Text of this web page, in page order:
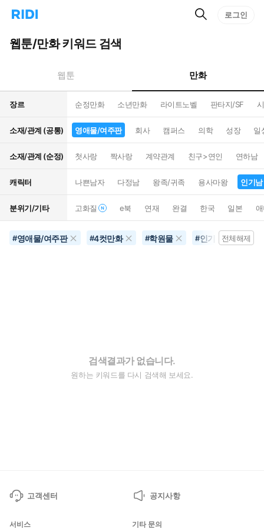
리
홈
으
턴
트
검
로그인
웹툰/만화 키워드 검색
웹툰 만화
장르 순정만화 소년만화 라이트노벨 판타지/SF
소재/관계 (공통) 영애물/여주판 회사 캠퍼스 의학 성장 일
소재/관계 (순정) 첫사랑 짝사랑 계약관계 친구>연인 연하남
캐릭터 나쁜남자 다정남 왕족/귀족 용사마왕 인기남
분위기/기타 고화질 e북 연재 완결 한국 일본
#영애물/여주판 #4컷만화 #학원물 #인기남 #미
전체해제
검색결과가 없습니다.
원하는 키워드를 다시 검색해 보세요.
고객센터 공지사항
서비스 기타 문의